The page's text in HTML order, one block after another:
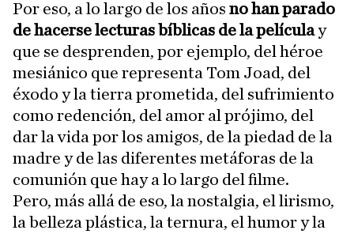
Por eso, a lo largo de los años no han parado
de hacerse lecturas bíblicas de la películay
que se desprenden, por ejemplo, del héroe
mesiánico que representa Tom Joad, del
éxodo y la tierra prometida, del sufrimiento
como redención, del amor al prójimo, del
dar la vida por los amigos, de la piedad de la
madre y de las diferentes metáforas de la
comunión que hay a lo largo del filme.
Pero, más allá de eso, la nostalgia, el lirismo,
la belleza plástica, la ternura, el humor y la